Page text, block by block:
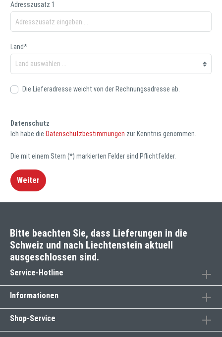
Adresszusatz 1
Land*
Die Lieferadresse weicht von der Rechnungsadresse ab.
Datenschutz
Ich habe die Datenschutzbestimmungen zur Kenntnis genommen.
Die mit einem Stern (*) markierten Felder sind Pflichtfelder.
Weiter
Bitte beachten Sie, dass Lieferungen in die
Schweiz und nach Liechtenstein aktuell
ausgeschlossen sind.
Service-Hotline
Informationen
Shop-Service